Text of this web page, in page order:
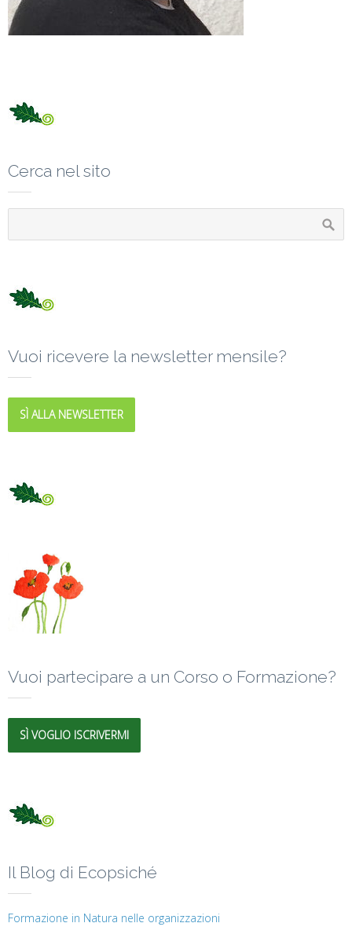
Cerca nel sito
Vuoi ricevere la newsletter mensile?
SÌ ALLA NEWSLETTER
Vuoi partecipare a un Corso o Formazione?
SÌ VOGLIO ISCRIVERMI
Il Blog di Ecopsiché
Formazione in Natura nelle organizzazioni